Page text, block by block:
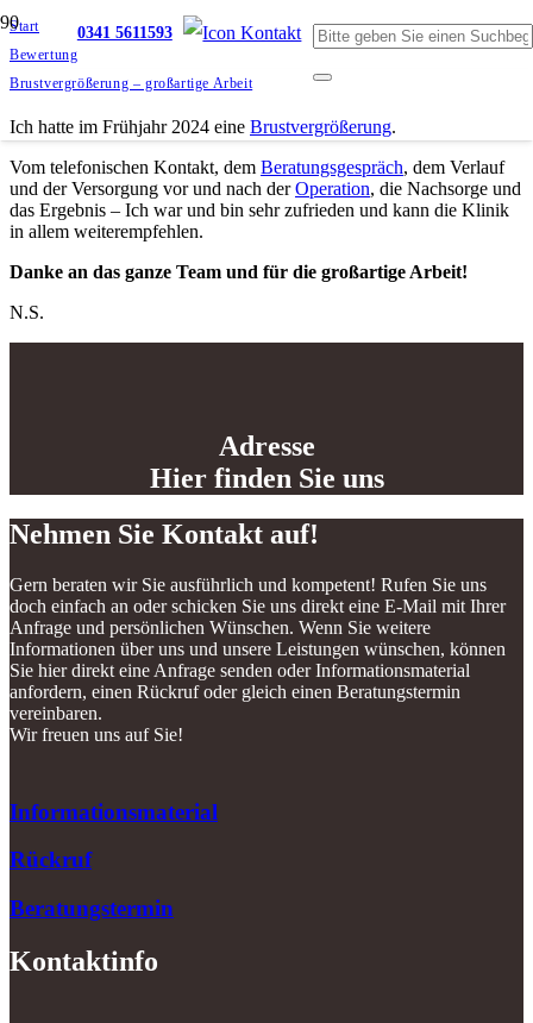
0341 5611593
Start
Bewertung
Brustvergrößerung – großartige Arbeit
Ich hatte im Frühjahr 2024 eine Brustvergrößerung.
Vom telefonischen Kontakt, dem Beratungsgespräch, dem Verlauf
und der Versorgung vor und nach derOperation, die Nachsorge und
das Ergebnis – Ich war und bin sehrzufrieden und kann die Klinik
in allem weiterempfehlen.
Danke an das ganze Team und für die großartige Arbeit!
N.S.
Adresse
Hier finden Sie uns
Nehmen Sie Kontakt auf!
Gern beraten wir Sie ausführlich und kompetent! Rufen Sie uns
doch einfach an oder schicken Sie uns direkt eine E-Mail mit Ihrer
Anfrage und persönlichen Wünschen. Wenn Sie weitere
Informationen über uns und unsere Leistungen wünschen, können
Sie hier direkt eine Anfrage senden oder Informationsmaterial
anfordern, einen Rückruf oder gleich einen Beratungstermin
vereinbaren.
Wir freuen uns auf Sie!
Informationsmaterial
Rückruf
Beratungstermin
Kontaktinfo